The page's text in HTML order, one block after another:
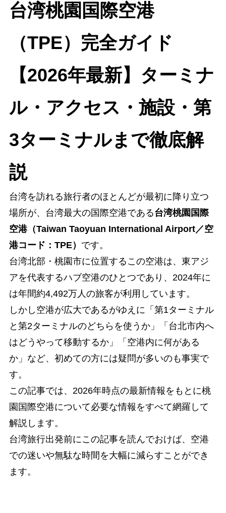
台湾桃園国際空港
（TPE）完全ガイド
【2026年最新】ターミナ
ル・アクセス・施設・第
3ターミナルまで徹底解
説
台湾を訪れる旅行者のほとんどが最初に降り立つ
場所が、台湾最大の国際空港である台湾桃園国際
空港（Taiwan Taoyuan International Airport／空
港コード：TPE） です。
台湾北部・桃園市に位置するこの空港は、東アジ
アを代表するハブ空港のひとつであり、2024年に
は年間約4,492万人の旅客が利用しています。
しかし空港が広大であるがゆえに「第1ターミナル
と第2ターミナルのどちらを使うか」「台北市内へ
はどうやって移動するか」「空港内に何がある
か」など、初めての方には疑問が多いのも事実で
す。
この記事では、2026年時点の最新情報をもとに桃
園国際空港について必要な情報をすべて網羅して
解説します。
台湾旅行出発前にこの記事を読んでおけば、空港
での迷いや無駄な時間を大幅に減らすことができ
ます。